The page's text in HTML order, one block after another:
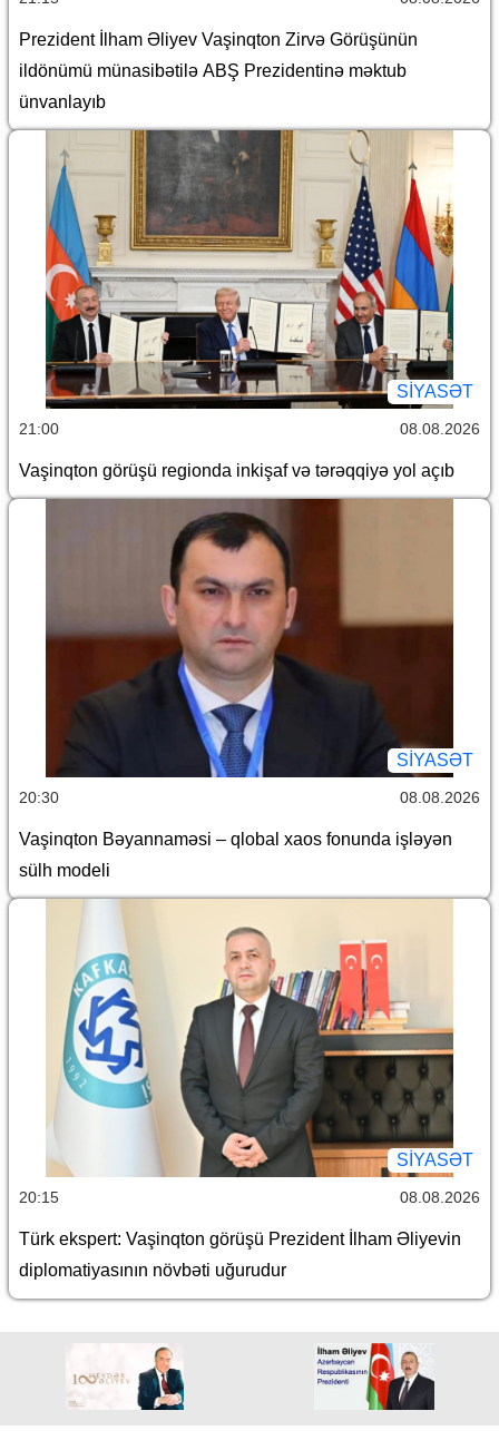
Prezident İlham Əliyev Vaşinqton Zirvə Görüşünün
ildönümü münasibətilə ABŞ Prezidentinə məktub
ünvanlayıb
SİYASƏT
21:00 08.08.2026
Vaşinqton görüşü regionda inkişaf və tərəqqiyə yol açıb
SİYASƏT
20:30 08.08.2026
Vaşinqton Bəyannaməsi – qlobal xaos fonunda işləyən
sülh modeli
SİYASƏT
20:15 08.08.2026
Türk ekspert: Vaşinqton görüşü Prezident İlham Əliyevin
diplomatiyasının növbəti uğurudur